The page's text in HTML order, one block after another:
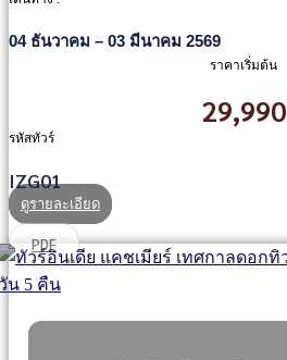
04 ธันวาคม – 03 มีนาคม 2569
ราคาเริ่มต้น
29,990
รหัสทัวร์
IZG01
ดูรายละเอียด
PDF